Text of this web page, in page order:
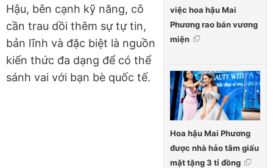
việc hoa hậu Mai
Phương rao bán vương
miện
Hoa hậu Mai Phương
được nhà hảo tâm giấu
mặt tặng 3 tỉ đồng
Hậu, bên cạnh kỹ năng, cô
cần trau dồi thêm sự tự tin,
bản lĩnh và đặc biệt là nguồn
kiến thức đa dạng để có thể
sánh vai với bạn bè quốc tế.